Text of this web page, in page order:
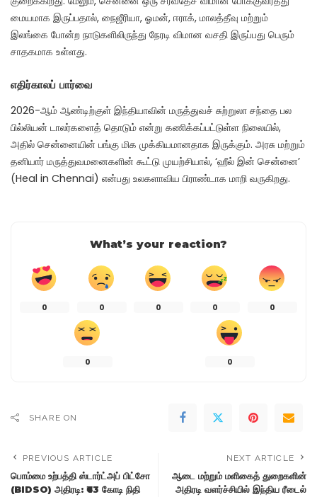
மையமாக இருப்பதால், நைஜீரியா, ஓமன், ஈராக், மாலத்தீவு மற்றும்
இலங்கை போன்ற நாடுகளிலிருந்து நேரடி விமான வசதி இருப்பது பெரும்
சாதகமாக உள்ளது.
எதிர்காலப் பார்வை
2026-ஆம் ஆண்டிற்குள் இந்தியாவின் மருத்துவச் சுற்றுலா சந்தை பல
பில்லியன் டாலர்களைத் தொடும் என்று கணிக்கப்பட்டுள்ள நிலையில்,
அதில் சென்னையின் பங்கு மிக முக்கியமானதாக இருக்கும். அரசு மற்றும்
தனியார் மருத்துவமனைகளின் கூட்டு முயற்சியால், ‘ஹீல் இன் சென்னை’
(Heal in Chennai) என்பது உலகளாவிய பிராண்டாக மாறி வருகிறது.
What’s your reaction?
0 0 0 0 0
0 0
SHARE ON
PREVIOUS ARTICLE
பொம்மை உற்பத்தி ஸ்டார்ட்அப் பிட்சோ
(BIDSO) அதிரடி: ₹63 கோடி நிதி
NEXT ARTICLE
ஆடை மற்றும் மளிகைத் துறைகளின்
அதிரடி வளர்ச்சியில் இந்திய ரீடைல்